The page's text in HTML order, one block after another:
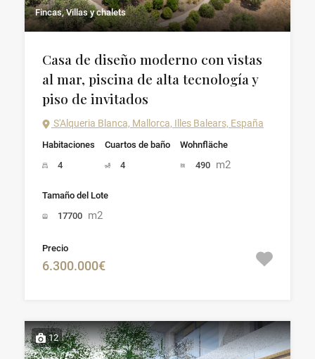
Fincas, Villas y chalets
Casa de diseño moderno con vistas
al mar, piscina de alta tecnología y
piso de invitados
S'Alqueria Blanca, Mallorca, Illes Balears, España
Habitaciones
4
Cuartos de baño
4
Wohnfläche
490 m2
Tamaño del Lote
17700 m2
Precio
6.300.000€
12